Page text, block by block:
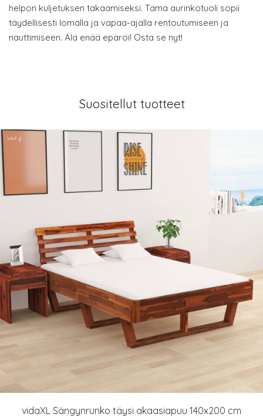
helpon kuljetuksen takaamiseksi. Tämä aurinkotuoli sopii
täydellisesti lomalla ja vapaa-ajalla rentoutumiseen ja
nauttimiseen. Älä enää epäröi! Osta se nyt!
Suositellut tuotteet
vidaXL Sängynrunko täysi akaasiapuu 140x200 cm